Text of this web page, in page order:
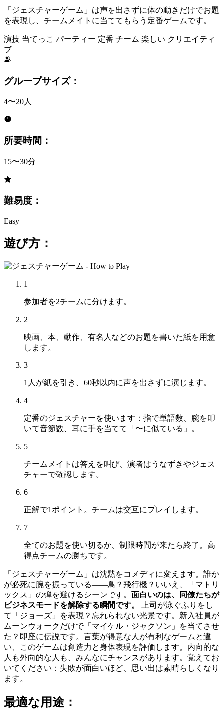
「ジェスチャーゲーム」は声を出さずに体の動きだけでお題
を表現し、チームメイトに当ててもらう定番ゲームです。
演技 当てっこ パーティー 定番 チーム 楽しい クリエイティ
ブ
グループサイズ：
4〜20人
所要時間：
15〜30分
難易度：
Easy
遊び方：
1
参加者を2チームに分けます。
2
映画、本、動作、有名人などのお題を書いた紙を用意
します。
3
1人が紙を引き、60秒以内に声を出さずに演じます。
4
定番のジェスチャーを使います：指で単語数、腕を叩
いて音節数、耳に手を当てて「〜に似ている」。
5
チームメイトは答えを叫び、演者はうなずきやジェス
チャーで確認します。
6
正解で1ポイント。チームは交互にプレイします。
7
全てのお題を使い切るか、制限時間が来たら終了。高
得点チームの勝ちです。
「ジェスチャーゲーム」は沈黙をコメディに変えます。誰か
が必死に腕を振っている——鳥？飛行機？いいえ、「マトリ
ックス」の弾を避けるシーンです。 面白いのは、同僚たちが
ビジネスモードを解除する瞬間です。
上司が泳ぐふりをし
て「ジョーズ」を表現？忘れられない光景です。新入社員が
ムーンウォークだけで「マイケル・ジャクソン」を当てさせ
た？即座に伝説です。言葉が得意な人が有利なゲームと違
い、このゲームは創造力と身体表現を評価します。内向的な
人も外向的な人も、みんなにチャンスがあります。覚えてお
いてください：失敗が面白いほど、思い出は素晴らしくなり
ます。
最適な用途：